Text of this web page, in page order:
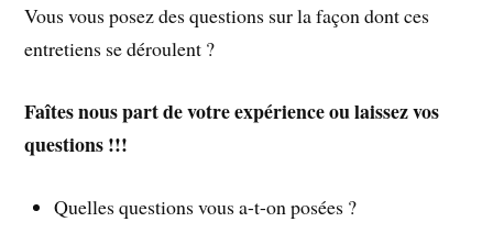
Vous vous posez des questions sur la façon dont ces
entretiens se déroulent ?
Faîtes nous part de votre expérience ou laissez vos
questions !!!
Quelles questions vous a-t-on posées ?